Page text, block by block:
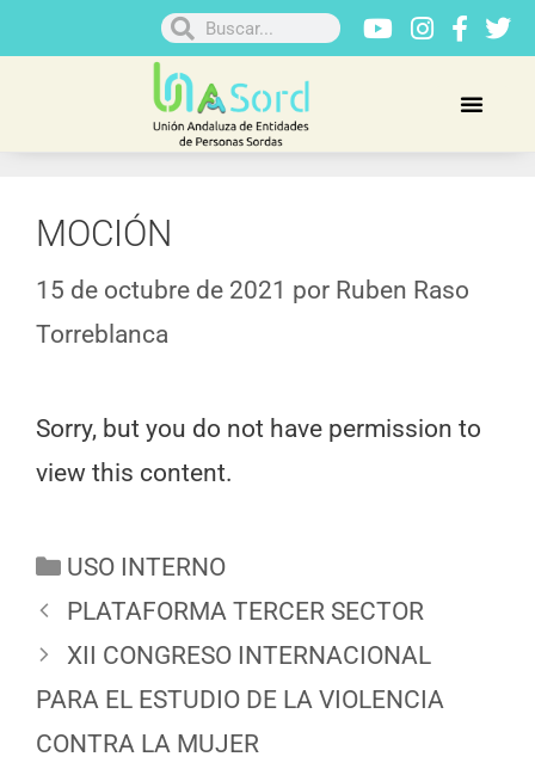
MOCIÓN
15 de octubre de 2021 por Ruben Raso
Torreblanca
Sorry, but you do not have permission to
view this content.
USO INTERNO
PLATAFORMA TERCER SECTOR
XII CONGRESO INTERNACIONAL
PARA EL ESTUDIO DE LA VIOLENCIA
CONTRA LA MUJER